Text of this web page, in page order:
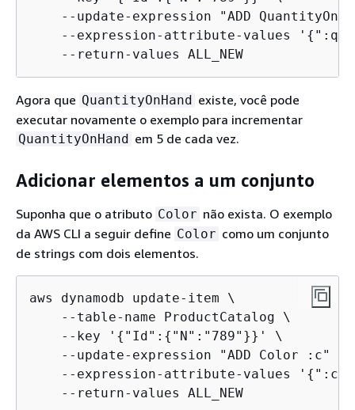
--update-expression "ADD
    --expression-attribute-values '
{
    --return-values ALL_NEW
Agora que QuantityOnHand existe, você pode
executar novamente o exemplo para incrementar
QuantityOnHand em 5 de cada vez.
Adicionar elementos a um conjunto
Suponha que o atributo Color não exista. O exemplo
da AWS CLI a seguir define Color como um conjunto
de strings com dois elementos.
aws dynamodb update-item \
    --table-name ProductCatalog \
    --key '
{ "Id": { "N":"789"}}' \
    --update-expression "ADD Color :c" \
    --expression-attribute-values '
{
    --return-values ALL_NEW